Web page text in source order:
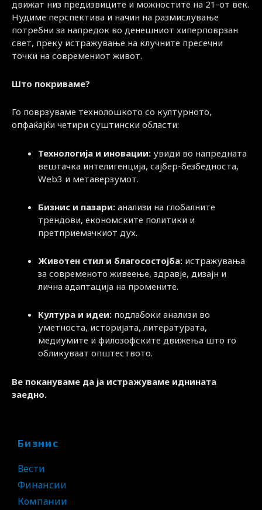
движат низ предизвиците и можностите на 21-от век.
Нудиме перспектива и начин на размислување
потребни за напредок во денешниот хиперповрзан
свет, преку истражување на клучните пресечни
точки на современиот живот.
Што покриваме?
Го поврзуваме технолошкото со културното,
опфаќајќи четири суштински области:
Технологија и иновации: увиди во напредната
вештачка интелигенција, сајбер-безбедноста,
Web3 и метаверзумот.
Бизнис и пазари: анализи на глобалните
трендови, економските политики и
претприемачкиот дух.
Животен стил и благосостојба: истражувања
за современото живеење, здравје, дизајн и
лична адаптација на промените.
Култура и идеи: подлабоки анализи во
уметноста, историјата, литературата,
медиумите и филозофските движења што го
обликуваат општеството.
Ве покануваме да ја истражуваме иднината
заедно.
Бизнис
Вести
Финансии
Компании